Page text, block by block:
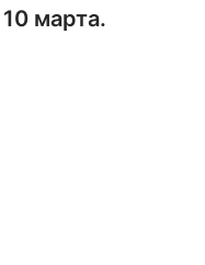
марта.